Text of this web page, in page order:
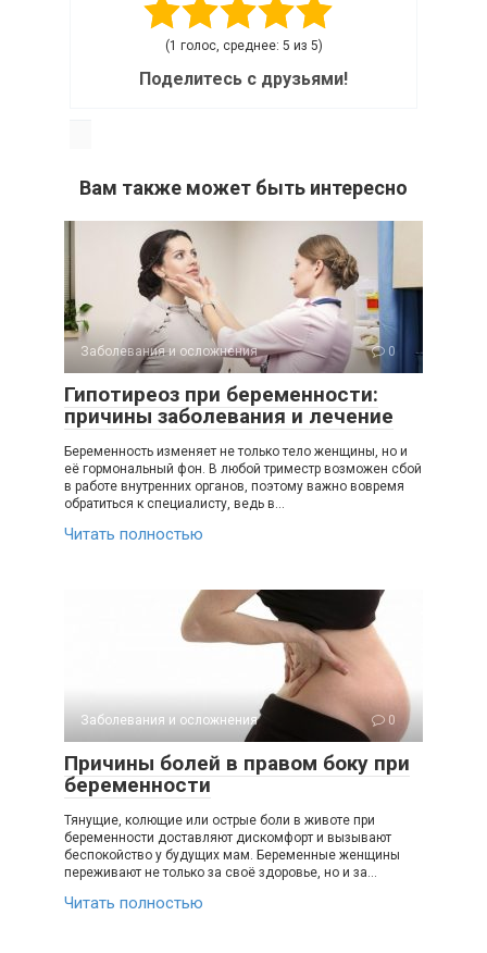
(1 голос, среднее: 5 из 5)
Поделитесь с друзьями!
Вам также может быть интересно
Заболевания и осложнения 0
Гипотиреоз при беременности:
причины заболевания и лечение
Беременность изменяет не только тело женщины, но и
её гормональный фон. В любой триместр возможен сбой
в работе внутренних органов, поэтому важно вовремя
обратиться к специалисту, ведь в…
Читать полностью
Заболевания и осложнения 0
Причины болей в правом боку при
беременности
Тянущие, колющие или острые боли в животе при
беременности доставляют дискомфорт и вызывают
беспокойство у будущих мам. Беременные женщины
переживают не только за своё здоровье, но и за…
Читать полностью